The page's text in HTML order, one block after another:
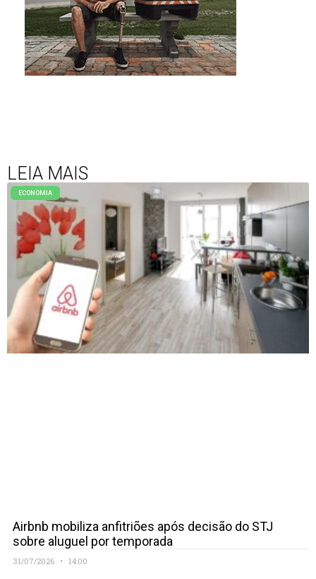
LEIA MAIS
ECONOMIA
Airbnb mobiliza anfitriões após decisão do STJ
sobre aluguel por temporada
31/07/2026 14:00